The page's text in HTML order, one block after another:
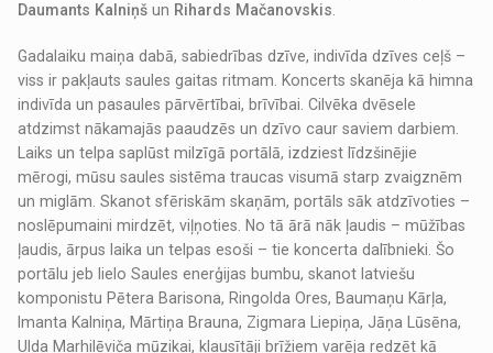
Daumants Kalniņš un Rihards Mačanovskis
Gadalaiku maiņa dabā, sabiedrības dzīve, indivīda dzīves ceļš –
viss ir pakļauts saules gaitas ritmam. Koncerts skanēja kā himna
indivīda un pasaules pārvērtībai, brīvībai. Cilvēka dvēsele
atdzimst nākamajās paaudzēs un dzīvo caur saviem darbiem.
Laiks un telpa saplūst milzīgā portālā, izdziest līdzšinējie
mērogi, mūsu saules sistēma traucas visumā starp zvaigznēm
un miglām. Skanot sfēriskām skaņām, portāls sāk atdzīvoties –
noslēpumaini mirdzēt, viļņoties. No tā ārā nāk ļaudis – mūžības
ļaudis, ārpus laika un telpas esoši – tie koncerta dalībnieki. Šo
portālu jeb lielo Saules enerģijas bumbu, skanot latviešu
komponistu Pētera Barisona, Ringolda Ores, Baumaņu Kārļa,
Imanta Kalniņa, Mārtiņa Brauna, Zigmara Liepiņa, Jāņa Lūsēna,
Ulda Marhilēviča mūzikai, klausītāji brīžiem varēja redzēt kā